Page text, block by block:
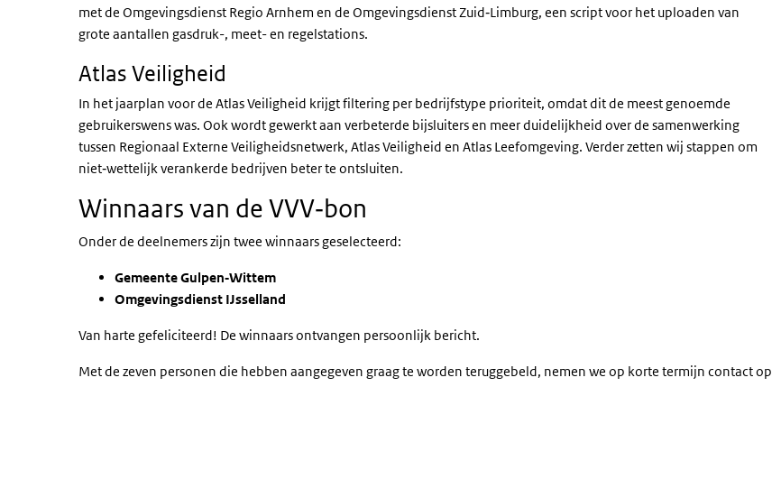
met de Omgevingsdienst Regio Arnhem en de Omgevingsdienst Zuid‑Limburg, een script voor het uploaden van
grote aantallen gasdruk-, meet- en regelstations.
Atlas Veiligheid
In het jaarplan voor de Atlas Veiligheid krijgt filtering per bedrijfstype prioriteit, omdat dit de meest genoemde
gebruikerswens was. Ook wordt gewerkt aan verbeterde bijsluiters en meer duidelijkheid over de samenwerking
tussen Regionaal Externe Veiligheidsnetwerk, Atlas Veiligheid en Atlas Leefomgeving. Verder zetten wij stappen om
niet‑wettelijk verankerde bedrijven beter te ontsluiten.
Winnaars van de VVV‑bon
Onder de deelnemers zijn twee winnaars geselecteerd:
Gemeente Gulpen‑Wittem
Omgevingsdienst IJsselland
Van harte gefeliciteerd! De winnaars ontvangen persoonlijk bericht.
Met de zeven personen die hebben aangegeven graag te worden teruggebeld, nemen we op korte termijn contact op